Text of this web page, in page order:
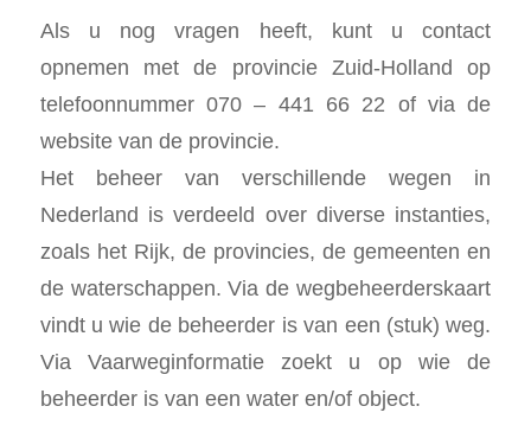
Als u nog vragen heeft, kunt u contact
opnemen met de provincie Zuid-Holland op
telefoonnummer 070 – 441 66 22 of via de
website van de provincie.
Het beheer van verschillende wegen in
Nederland is verdeeld over diverse instanties,
zoals het Rijk, de provincies, de gemeenten en
de waterschappen. Via de wegbeheerderskaart
vindt u wie de beheerder is van een (stuk) weg.
Via Vaarweginformatie zoekt u op wie de
beheerder is van een water en/of object.